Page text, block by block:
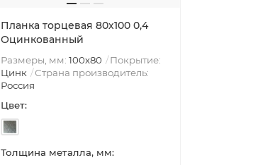
Планка торцевая 80х100 0,4
Оцинкованный
Размеры, мм: 100х80
Покрытие:
Цинк
Страна производитель:
Россия
Цвет:
Толщина металла, мм: